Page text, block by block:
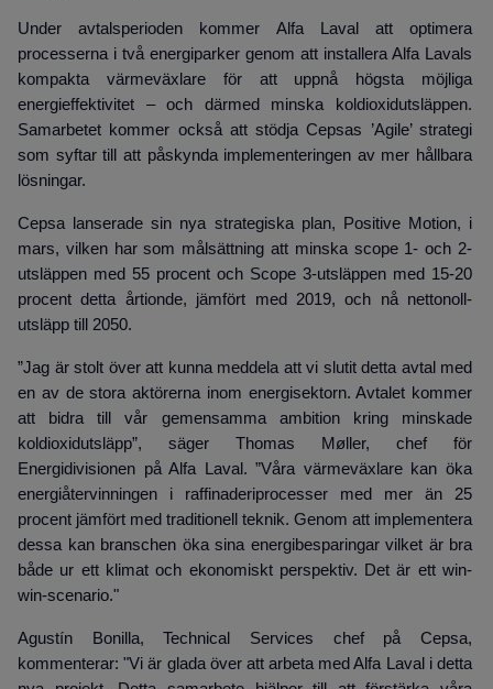
Under avtalsperioden kommer Alfa Laval att optimera
processerna i två energiparker genom att installera Alfa Lavals
kompakta värmeväxlare för att uppnå högsta möjliga
energieffektivitet – och därmed minska koldioxidutsläppen.
Samarbetet kommer också att stödja Cepsas ’Agile’ strategi
som syftar till att påskynda implementeringen av mer hållbara
lösningar.
Cepsa lanserade sin nya strategiska plan, Positive Motion, i
mars, vilken har som målsättning att minska scope 1- och 2-
utsläppen med 55 procent och Scope 3-utsläppen med 15-20
procent detta årtionde, jämfört med 2019, och nå nettonoll-
utsläpp till 2050.
”Jag är stolt över att kunna meddela att vi slutit detta avtal med
en av de stora aktörerna inom energisektorn. Avtalet kommer
att bidra till vår gemensamma ambition kring minskade
koldioxidutsläpp”, säger Thomas Møller, chef för
Energidivisionen på Alfa Laval. ”Våra värmeväxlare kan öka
energiåtervinningen i raffinaderiprocesser med mer än 25
procent jämfört med traditionell teknik. Genom att implementera
dessa kan branschen öka sina energibesparingar vilket är bra
både ur ett klimat och ekonomiskt perspektiv. Det är ett win-
win-scenario."
Agustín Bonilla, Technical Services chef på Cepsa,
kommenterar: "Vi är glada över att arbeta med Alfa Laval i detta